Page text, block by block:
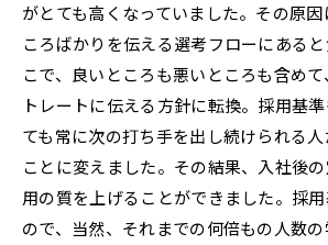
がとても高くなっていました。その原
ころばかりを伝える選考フローにある
こで、良いところも悪いところも含め
トレートに伝える方針に転換。採用基
ても常に次の打ち手を出し続けられる
ことに変えました。その結果、入社後
用の質を上げることができました。採
ので、当然、それまでの何倍もの人数